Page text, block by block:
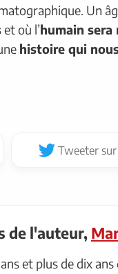
Un
et où l’humain sera
histoire qui
Tweeter
de l'auteur,
et plus de dix